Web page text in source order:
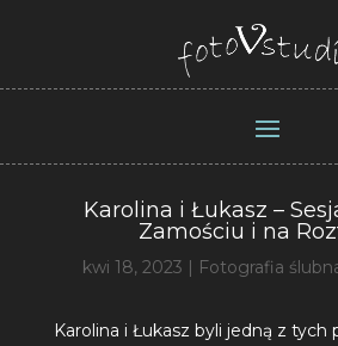
Karolina i Łukasz –
Zamościu i na
kwi 18, 2023 | Fotografia
Karolina i Łukasz byli jedną z tych